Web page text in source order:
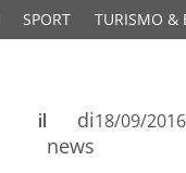
SPORT TURISMO &
di
news
il 18/09/2016